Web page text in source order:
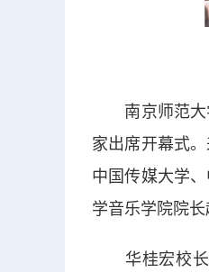
南京师范大学
家出席开幕式
中国传媒大学
学音乐学院院长
华桂宏校长